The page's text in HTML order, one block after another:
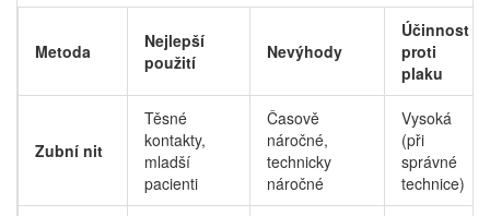
Metoda
Nejlepší
použití
Nevýhody
Účinnost
proti
plaku
Zubní nit
Těsné
kontakty,
mladší
pacienti
Časově
náročné,
technicky
náročné
Vysoká
(při
správné
technice)